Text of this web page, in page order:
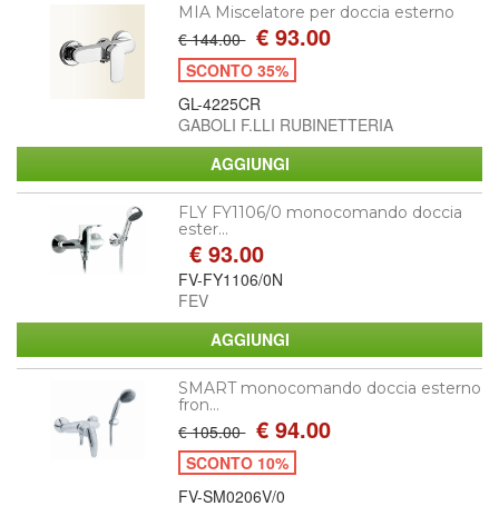
MIA Miscelatore per doccia esterno
€ 144.00 € 93.00
SCONTO 35%
GL-4225CR
GABOLI F.LLI RUBINETTERIA
FLY FY1106/0 monocomando doccia
ester...
€ 93.00
FV-FY1106/0N
FEV
SMART monocomando doccia esterno
fron...
€ 105.00 € 94.00
SCONTO 10%
FV-SM0206V/0